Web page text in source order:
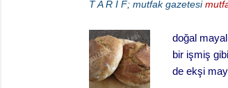
T A R İ F; mutfak gazetesi
doğal
bir işmiş
de ekşi